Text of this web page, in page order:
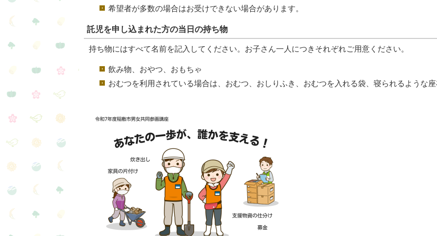
希望者が多数の場合はお受けできない場合があります。
託児を申し込まれた方の当日の持ち物
持ち物にはすべて名前を記入してください。お子さん一人につきそれぞれご用意ください。
飲み物、おやつ、おもちゃ
おむつを利用されている場合は、おむつ、おしりふき、おむつを入れる袋、寝られるような